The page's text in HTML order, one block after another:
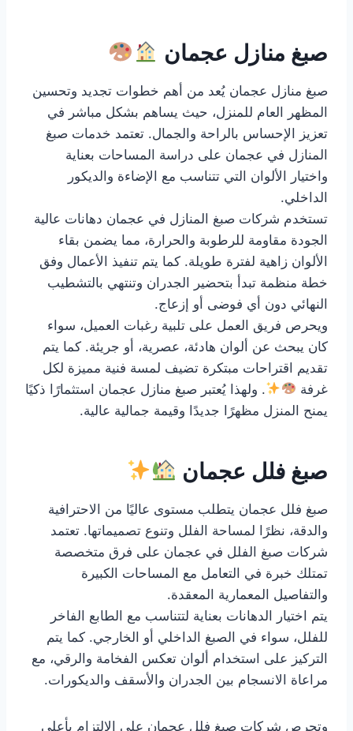
صبغ منازل عجمان
صبغ منازل عجمان يُعد من أهم خطوات تجديد وتحسين
المظهر العام للمنزل، حيث يساهم بشكل مباشر في
تعزيز الإحساس بالراحة والجمال. تعتمد خدمات صبغ
المنازل في عجمان على دراسة المساحات بعناية
واختيار الألوان التي تتناسب مع الإضاءة والديكور
الداخلي.
تستخدم شركات صبغ المنازل في عجمان دهانات عالية
الجودة مقاومة للرطوبة والحرارة، مما يضمن بقاء
الألوان زاهية لفترة طويلة. كما يتم تنفيذ الأعمال وفق
خطة منظمة تبدأ بتحضير الجدران وتنتهي بالتشطيب
النهائي دون أي فوضى أو إزعاج.
ويحرص فريق العمل على تلبية رغبات العميل، سواء
كان يبحث عن ألوان هادئة، عصرية، أو جريئة. كما يتم
تقديم اقتراحات مبتكرة تضيف لمسة فنية مميزة لكل
غرفة
. ولهذا يُعتبر صبغ منازل عجمان استثمارًا ذكيًا
يمنح المنزل مظهرًا جديدًا وقيمة جمالية عالية.
صبغ فلل عجمان
صبغ فلل عجمان يتطلب مستوى عاليًا من الاحترافية
والدقة، نظرًا لمساحة الفلل وتنوع تصميماتها. تعتمد
شركات صبغ الفلل في عجمان على فرق متخصصة
تمتلك خبرة في التعامل مع المساحات الكبيرة
والتفاصيل المعمارية المعقدة.
يتم اختيار الدهانات بعناية لتتناسب مع الطابع الفاخر
للفلل، سواء في الصبغ الداخلي أو الخارجي. كما يتم
التركيز على استخدام ألوان تعكس الفخامة والرقي، مع
مراعاة الانسجام بين الجدران والأسقف والديكورات.
وتحرص شركات صبغ فلل عجمان على الالتزام بأعلى